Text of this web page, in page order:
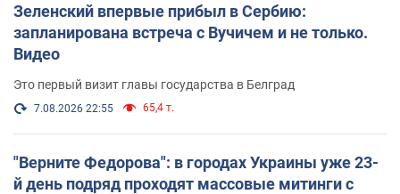
Зеленский впервые прибыл в Сербию:
запланирована встреча с Вучичем и не только.
Видео
Это первый визит главы государства в Белград
7.08.2026 22:55 65,4 т.
"Верните Федорова": в городах Украины уже 23-
й день подряд проходят массовые митинги с